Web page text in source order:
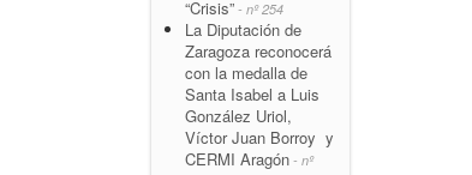
“Crisis” - nº 254
La Diputación de
Zaragoza reconocerá
con la medalla de
Santa Isabel a Luis
González Uriol,
Víctor Juan Borroy y
CERMI Aragón - nº